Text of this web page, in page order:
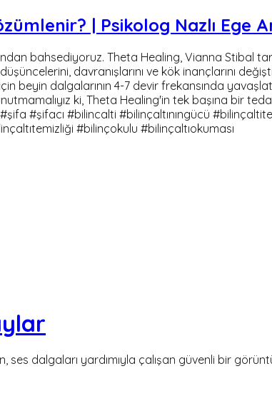
| Psikolog Nazlı Ege
bahsediyoruz. Theta Healing, Vianna Stibal
davranışlarını ve kök inançlarını
beyin dalgalarının 4-7 devir frekansında
ki, Theta Healing'in tek başına bir
#şifacı #bilincalti #bilinçaltınıngücü
#bilinçokulu #bilinçaltıokuması
ses dalgaları yardımıyla çalışan güvenli bir